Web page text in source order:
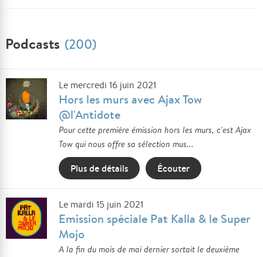
Podcasts (200)
Le mercredi 16 juin 2021
Hors les murs avec Ajax Tow
@l'Antidote
Pour cette première émission hors les murs, c'est Ajax
Tow qui nous offre sa sélection mus...
Plus de détails Écouter
Le mardi 15 juin 2021
Emission spéciale Pat Kalla & le Super
Mojo
A la fin du mois de mai dernier sortait le deuxième